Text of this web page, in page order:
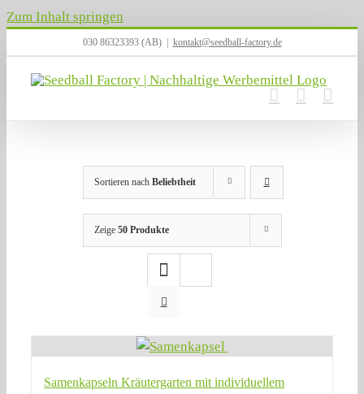
Zum Inhalt springen
030 86323393 (AB) kontakt@seedball-factory.de
Sortieren nach Beliebtheit
Zeige 50 Produkte
Samenkapseln Kräutergarten mit individuellem